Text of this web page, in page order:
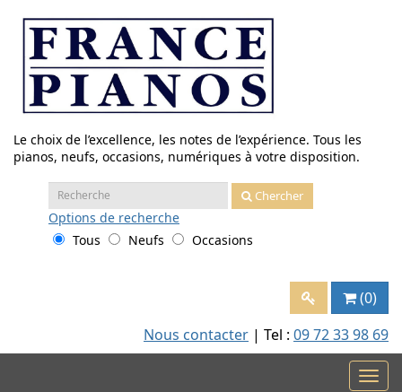
contenu
Le choix de l’excellence, les notes de l’expérience. Tous les
pianos, neufs, occasions, numériques à votre disposition.
Recherche
:
Chercher
Options de recherche
Tous
Neufs Occasions
(0)
Nous contacter | Tel : 09 72 33 98 69